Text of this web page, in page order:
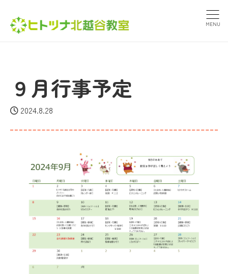
MENU
９月行事予定
2024.8.28